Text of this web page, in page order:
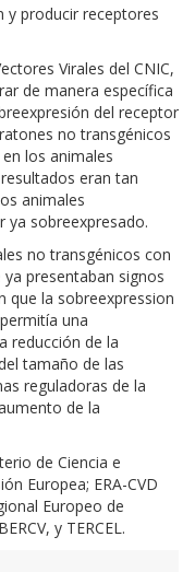
y producir receptores
Virales del CNIC,
de manera específica
del receptor
no transgénicos
los animales
eran tan
animales
ya sobreexpresado.
no transgénicos con
presentaban signos
que la sobreexpression
una
reducción de la
tamaño de las
reguladoras de la
de la
de Ciencia e
Europea; ERA-CVD
Europeo de
y TERCEL.